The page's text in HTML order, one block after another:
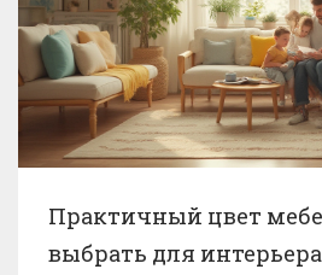
Практичный цвет
выбрать для